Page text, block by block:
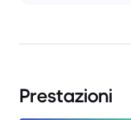
Prestazioni